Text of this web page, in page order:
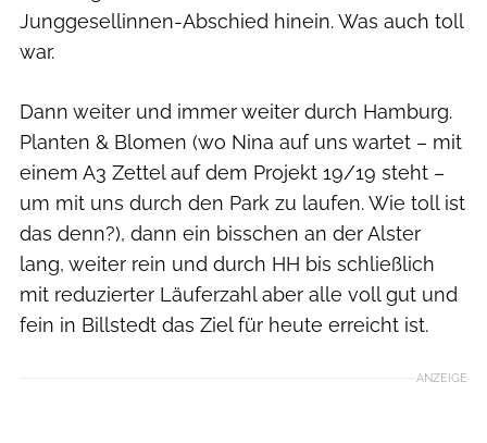
Junggesellinnen-Abschied hinein. Was auch toll
war.
Dann weiter und immer weiter durch Hamburg.
Planten & Blomen (wo Nina auf uns wartet – mit
einem A3 Zettel auf dem Projekt 19/19 steht –
um mit uns durch den Park zu laufen. Wie toll ist
das denn?), dann ein bisschen an der Alster
lang, weiter rein und durch HH bis schließlich
mit reduzierter Läuferzahl aber alle voll gut und
fein in Billstedt das Ziel für heute erreicht ist.
ANZEIGE